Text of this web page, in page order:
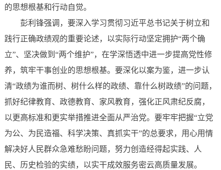
的思想根基和行动自觉。
彭利锋强调，要深入学习贯彻习近平总书记关于树立和
践行正确政绩观的重要论述，以实际行动坚定拥护“两个确
立”、坚决做到“两个维护”，在学深悟透中进一步提高党性修
养，筑牢干事创业的思想根基。要深化以案为鉴，进一步认
清“政绩为谁而树、树什么样的政绩、靠什么树政绩”的问题，
抓好纪律教育、政德教育、家风教育，强化正风肃纪反腐，
以更高标准和更实举措推进全面从严治党。要牢牢把握“立党
为公、为民造福、科学决策、真抓实干”的总要求，用心用情
解决好人民群众急难愁盼问题，努力创造经得起实践、人
民、历史检验的实绩，以实干成效服务密云高质量发展。